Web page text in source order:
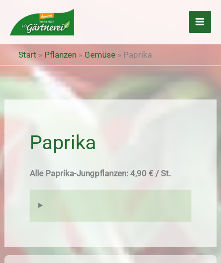
Inhalt
springen
Start » Pflanzen » Gemüse » Paprika
Paprika
Alle Paprika-Jungpflanzen: 4,90 € / St.